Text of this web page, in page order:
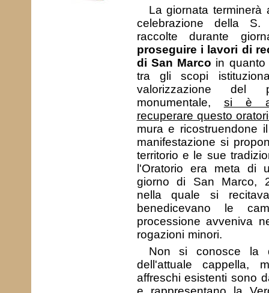
La giornata
celebrazione della
raccolte durante
proseguire i lavori di
di San Marco in quanto
tra gli scopi
valorizzazione del
monumentale, si è
recuperare questo
mura e ricostruendone
manifestazione si
territorio e le sue
l'Oratorio era meta di
giorno di San Marco,
nella quale si
benedicevano le
processione avveniva
rogazioni minori.
Non si conosce la
dell'attuale cappella,
affreschi esistenti sono